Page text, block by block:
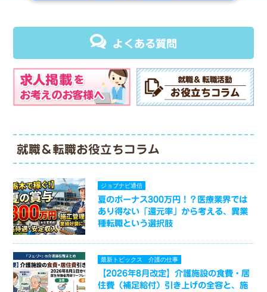
よくある質問
就職＆転職お役立ちコラム
ジョブナビ通信
夏のボーナス300万円！？医療業界では
あり得ない「還元率」から考える、異業
種転職という選択肢
最新トピックス 介護の仕事
【2026年8月改定】介護施設の食費・居
住費（補足給付）引き上げの全容と、施